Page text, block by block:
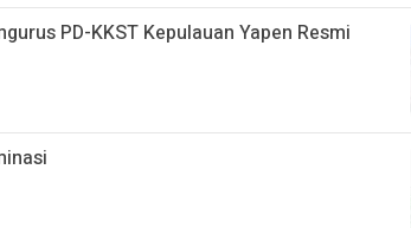
PD-KKST Kepulauan Yapen Resmi